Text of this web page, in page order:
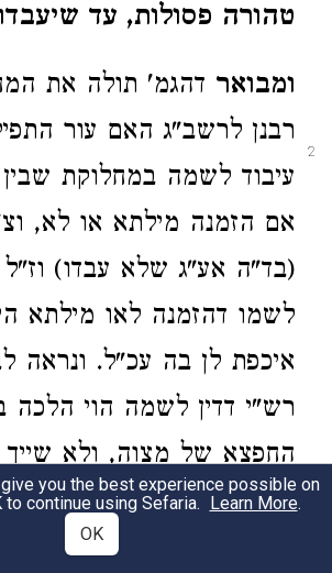
טהורה פסולות, עד
2
ומבואר דהגמ' תולה את
רבנן לרשב"ג האם עור
עיבוד לשמה במחלוקת שבין
אם הזמנה מילתא או לא,
(בד"ה אע"ג שלא עבדו) וז"ל
לשמו דהזמנה לאו מילתא
איכפת לן בה עכ"ל. ונראה
רש"י דדין לשמה הוי הלכה
החפצא של מצוה, ולא שייך
חלות לשמה אא"כ יש את
המצוה לפנינו אשר יצורף
you the best experience possible on
to continue using Sefaria. Learn More.
OK